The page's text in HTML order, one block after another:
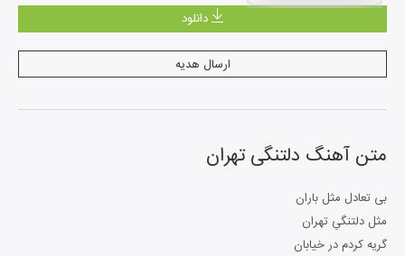
دانلود
ارسال هدیه
متن آهنگ دلتنگی تهران
بی تعادل مثل باران
مثل دلتنگیِ تهران
گریه کردم در خیابان